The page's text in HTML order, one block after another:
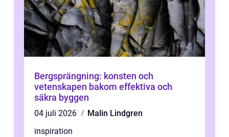
Bergsprängning: konsten och
vetenskapen bakom effektiva och
säkra byggen
04 juli 2026
Malin Lindgren
inspiration